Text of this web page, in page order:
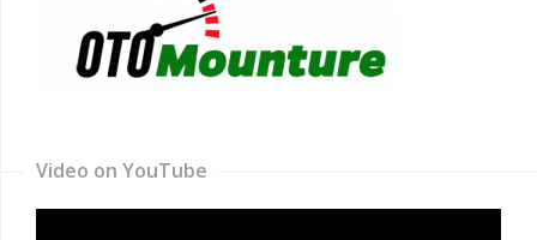
Video on YouTube